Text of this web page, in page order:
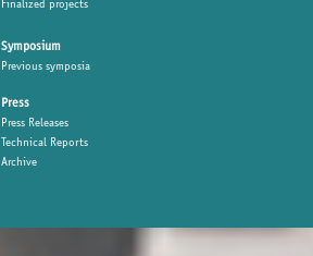
Finalized projects
Symposium
Previous symposia
Press
Press Releases
Technical Reports
Archive